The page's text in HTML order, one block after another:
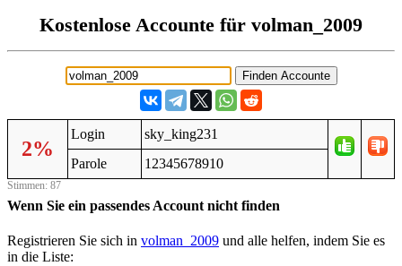
Kostenlose Accounte für volman_2009
2%
Login
sky_king231
Parole
12345678910
Stimmen: 87
Wenn Sie ein passendes Account nicht finden
Registrieren Sie sich in volman_2009 und alle helfen, indem Sie es
in die Liste: